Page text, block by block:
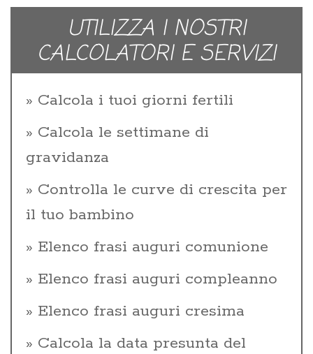
UTILIZZA I NOSTRI
CALCOLATORI E SERVIZI
Calcola i tuoi giorni fertili
Calcola le settimane di
gravidanza
Controlla le curve di crescita per
il tuo bambino
Elenco frasi auguri comunione
Elenco frasi auguri compleanno
Elenco frasi auguri cresima
Calcola la data presunta del